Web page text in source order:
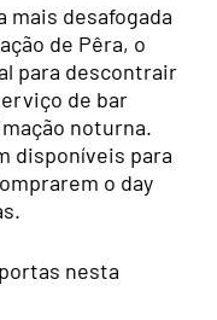
mais desafogada
de Pêra, o
para descontrair
de bar
noturna.
disponíveis para
o day
nesta